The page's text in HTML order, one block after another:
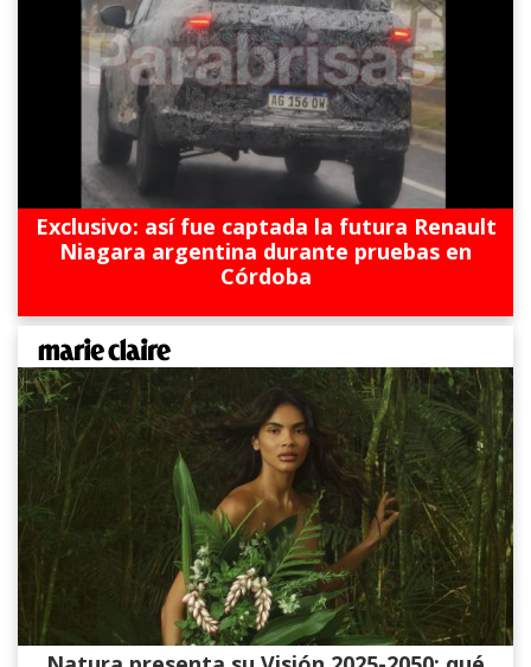
Exclusivo: así fue captada la futura Renault
Niagara argentina durante pruebas en
Córdoba